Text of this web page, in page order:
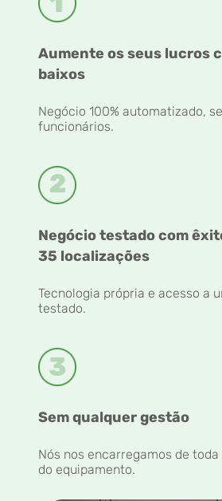
Aumente os seus lucros
baixos
Negócio 100% automatizado,
funcionários.
Negócio testado com
35 localizações
Tecnologia própria e acesso a
testado.
Sem qualquer gestão
Nós nos encarregamos de
do equipamento.